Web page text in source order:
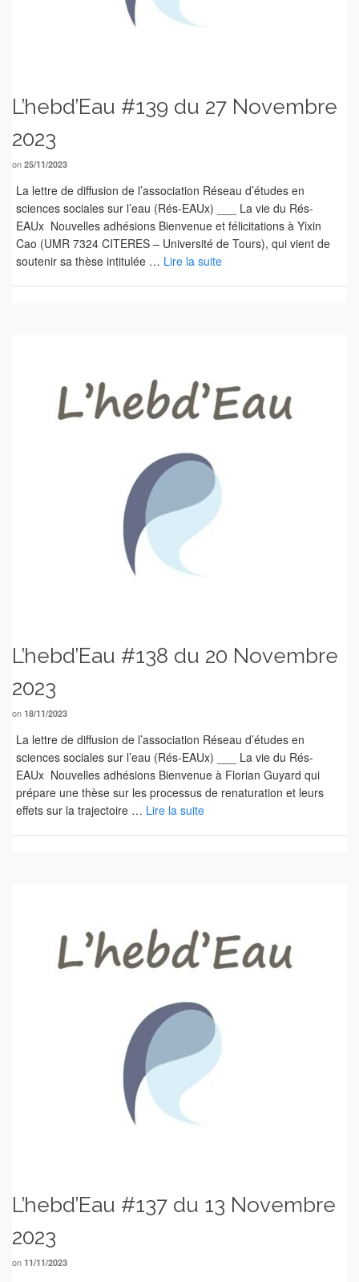
L’hebd’Eau #139 du 27 Novembre
2023
on 25/11/2023
La lettre de diffusion de l’association Réseau d’études en
sciences sociales sur l’eau (Rés-EAUx) ___ La vie du Rés-
EAUx Nouvelles adhésions Bienvenue et félicitations à Yixin
Cao (UMR 7324 CITERES – Université de Tours), qui vient de
soutenir sa thèse intitulée … Lire la suite
L’hebd’Eau #138 du 20 Novembre
2023
on 18/11/2023
La lettre de diffusion de l’association Réseau d’études en
sciences sociales sur l’eau (Rés-EAUx) ___ La vie du Rés-
EAUx Nouvelles adhésions Bienvenue à Florian Guyard qui
prépare une thèse sur les processus de renaturation et leurs
effets sur la trajectoire … Lire la suite
L’hebd’Eau #137 du 13 Novembre
2023
on 11/11/2023